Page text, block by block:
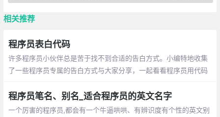
相关推荐
程序员表白代码
许多程序员小伙伴总是苦于找不到合适的告白方式。小编特地收集
了一些程序员专属的告白方式与大家分享，一起看看程序员用代码
程序员笔名、别名_适合程序员的英文名字
一个厉害的程序员,都会有一个牛逼哄哄、有辨识度有个性的英文别